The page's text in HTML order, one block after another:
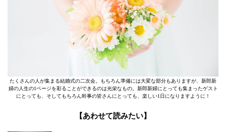
たくさんの人が集まる結婚式の二次会。もちろん準備には大変な部分もありますが、新郎新
婦の人生の1ページを彩ることができるのは光栄なもの。新郎新婦にとっても集まったゲスト
にとっても、そしてもちろん幹事の皆さんにとっても、楽しい1日になりますように！
【あわせて読みたい】